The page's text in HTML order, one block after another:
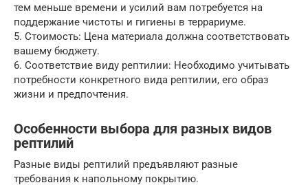
тем меньше времени и усилий вам потребуется на
поддержание чистоты и гигиены в террариуме.
5. Стоимость: Цена материала должна соответствовать
вашему бюджету.
6. Соответствие виду рептилии: Необходимо учитывать
потребности конкретного вида рептилии, его образ
жизни и предпочтения.
Особенности выбора для разных видов
рептилий
Разные виды рептилий предъявляют разные
требования к напольному покрытию.